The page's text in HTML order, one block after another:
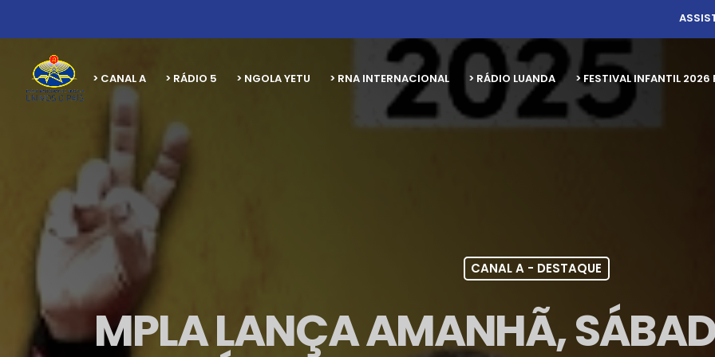
> CANAL A > RÁDIO 5 > NGOLA YETU > RNA INTERNACIONAL > RÁDIO LUANDA > FESTIVAL INFANTIL
CANAL A - DESTAQUE
MPLA LANÇA AMANHÃ,